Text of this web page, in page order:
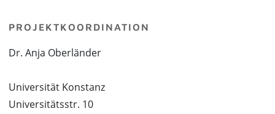
PROJEKTKOORDINATION
Dr. Anja Oberländer
Universität Konstanz
Universitätsstr. 10